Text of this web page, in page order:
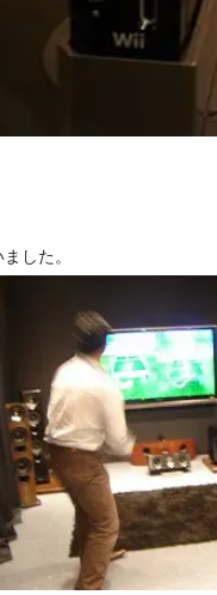
した。